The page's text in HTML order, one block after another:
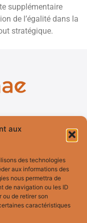
aux
des technologies
aux informations des
nous permettra de
de navigation ou les ID
ou de retirer son
caractéristiques
supplémentaire
de l’égalité dans la
stratégique.
Services
Fresques
Bilan de